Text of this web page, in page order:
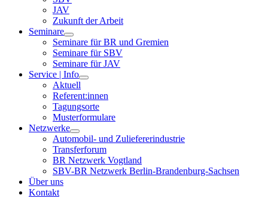
JAV
Zukunft der Arbeit
Seminare
Seminare für BR und Gremien
Seminare für SBV
Seminare für JAV
Service | Info
Aktuell
Referent:innen
Tagungsorte
Musterformulare
Netzwerke
Automobil- und Zuliefererindustrie
Transferforum
BR Netzwerk Vogtland
SBV-BR Netzwerk Berlin-Brandenburg-Sachsen
Über uns
Kontakt